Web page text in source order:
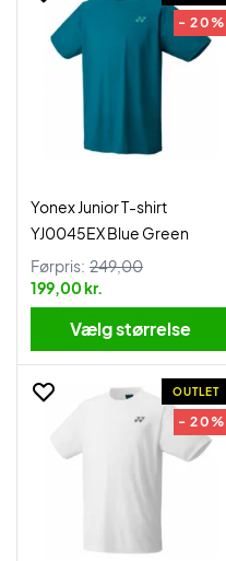
- 20%
Yonex Junior T-shirt
YJ0045EX Blue Green
Førpris: 249,00
199,00 kr.
Vælg størrelse
OUTLET
- 20%